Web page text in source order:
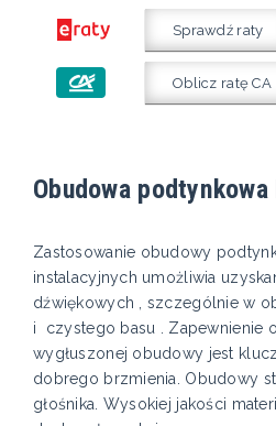
Sprawdź raty
Oblicz ratę CA
Obudowa podtynkowa
Zastosowanie obudowy
instalacyjnych umożliwia
dźwiękowych , szczególnie w
i czystego basu . Zapewnienie
wygłuszonej obudowy jest
dobrego brzmienia. Obudowy
głośnika. Wysokiej jakości